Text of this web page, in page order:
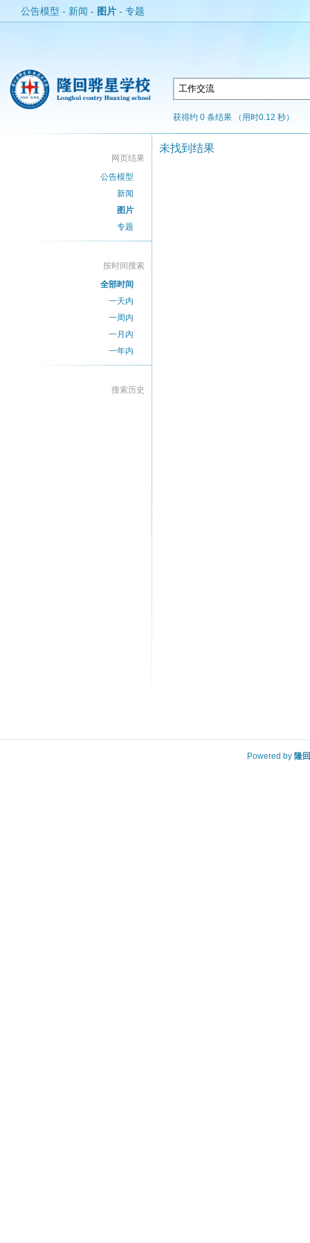
公告模型 - 新闻 - 图片 - 专题
获得约 0 条结果 （用时0.12 秒）
网页结果
公告模型
新闻
图片
专题
按时间搜索
全部时间
一天内
一周内
一月内
一年内
搜索历史
未找到结果
Powered by 隆